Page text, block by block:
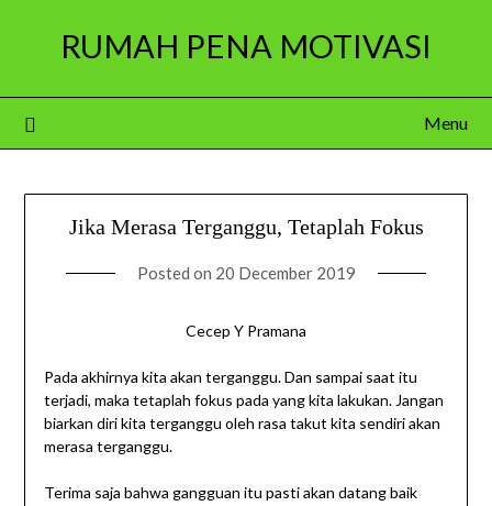
RUMAH PENA MOTIVASI
Menu
Jika Merasa Terganggu, Tetaplah Fokus
Posted on 20 December 2019
Cecep Y Pramana
Pada akhirnya kita akan terganggu. Dan sampai saat itu
terjadi, maka tetaplah fokus pada yang kita lakukan. Jangan
biarkan diri kita terganggu oleh rasa takut kita sendiri akan
merasa terganggu.
Terima saja bahwa gangguan itu pasti akan datang baik